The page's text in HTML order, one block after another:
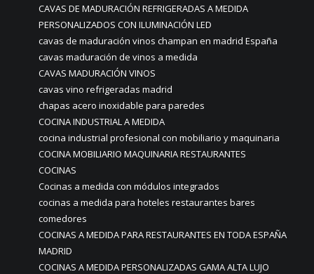
CAVAS DE MADURACIÓN REFRIGERADAS A MEDIDA
PERSONALIZADOS CON ILUMINACIÓN LED
cavas de maduración vinos champan en madrid España
cavas maduración de vinos a medida
CAVAS MADURACIÓN VINOS
cavas vino refrigeradas madrid
chapas acero inoxidable para paredes
COCINA INDUSTRIAL A MEDIDA
cocina industrial profesional con mobiliario y maquinaria
COCINA MOBILIARIO MAQUINARIA RESTAURANTES
COCINAS
Cocinas a medida con módulos integrados
cocinas a medida para hoteles restaurantes bares
comedores
COCINAS A MEDIDA PARA RESTAURANTES EN TODA ESPAÑA
MADRID
COCINAS A MEDIDA PERSONALIZADAS GAMA ALTA LUJO